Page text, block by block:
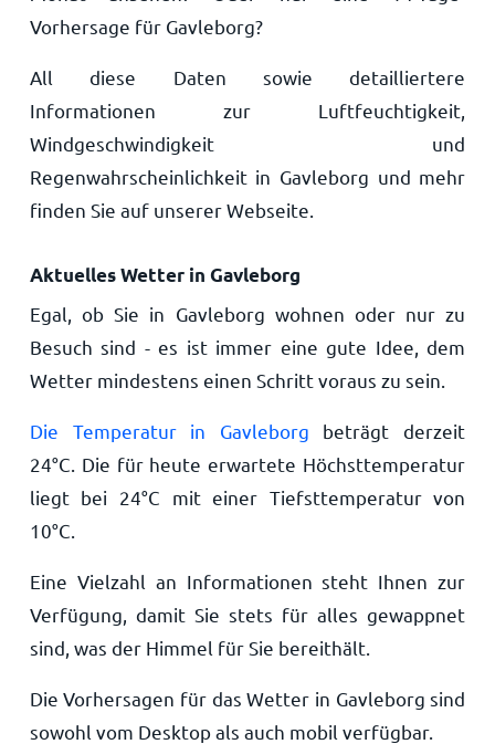
Vorhersage für Gavleborg?
All diese Daten sowie detailliertere
Informationen zur Luftfeuchtigkeit,
Windgeschwindigkeit und
Regenwahrscheinlichkeit in Gavleborg und mehr
finden Sie auf unserer Webseite.
Aktuelles Wetter in Gavleborg
Egal, ob Sie in Gavleborg wohnen oder nur zu
Besuch sind - es ist immer eine gute Idee, dem
Wetter mindestens einen Schritt voraus zu sein.
Die Temperatur in Gavleborg beträgt derzeit
24°C . Die für heute erwartete Höchsttemperatur
liegt bei 24°C mit einer Tiefsttemperatur von
10°C
Eine Vielzahl an Informationen steht Ihnen zur
Verfügung, damit Sie stets für alles gewappnet
sind, was der Himmel für Sie bereithält.
Die Vorhersagen für das Wetter in Gavleborg sind
sowohl vom Desktop als auch mobil verfügbar.